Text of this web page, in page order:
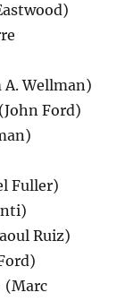
A. Wellman)
Ford)
Fuller)
Ruiz)
(Marc